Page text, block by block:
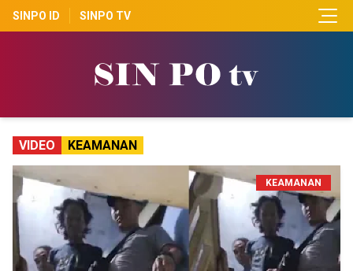
SINPO ID SINPO TV
VIDEO KEAMANAN
KEAMANAN